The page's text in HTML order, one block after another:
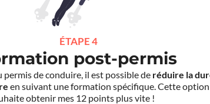
ÉTAPE 4
post-permis
de conduire, il est possible de réduire la
en suivant une formation spécifique. Cette
obtenir mes 12 points plus vite !